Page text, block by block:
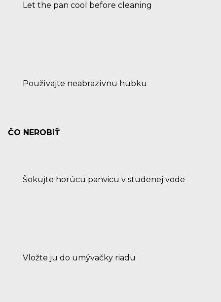
Let the pan cool before cleaning
Používajte neabrazívnu hubku
ČO NEROBIŤ
Šokujte horúcu panvicu v studenej vode
Vložte ju do umývačky riadu